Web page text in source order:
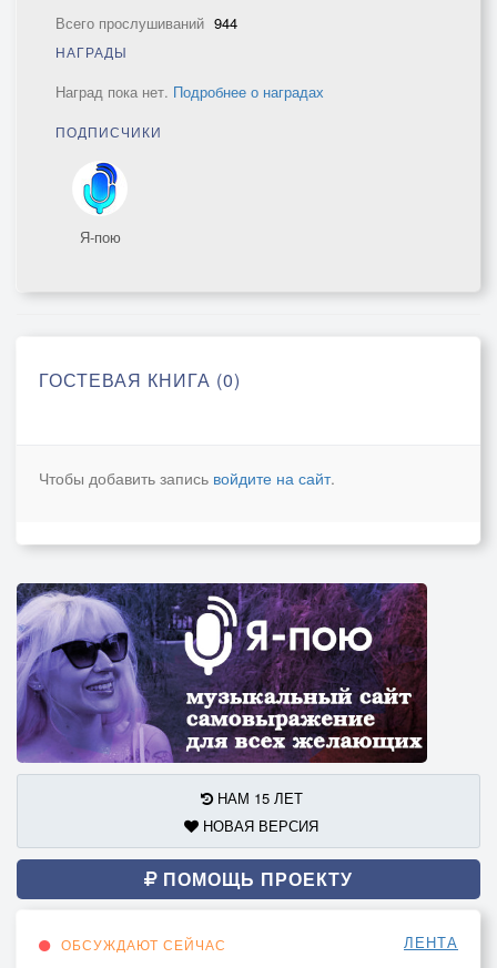
Всего прослушиваний 944
НАГРАДЫ
Наград пока нет. Подробнее о наградах
ПОДПИСЧИКИ
Я-пою
ГОСТЕВАЯ КНИГА (0)
Чтобы добавить запись войдите на сайт.
НАМ 15 ЛЕТ
НОВАЯ ВЕРСИЯ
ПОМОЩЬ ПРОЕКТУ
ОБСУЖДАЮТ СЕЙЧАС ЛЕНТА